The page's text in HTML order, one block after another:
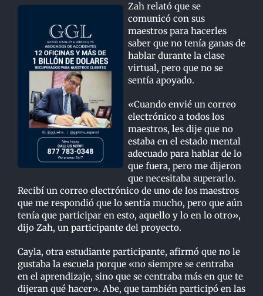
Zah relató que se
comunicó con sus
maestros para hacerles
saber que no tenía ganas de
hablar durante la clase
virtual, pero que no se
sentía apoyado.
«Cuando envié un correo
electrónico a todos los
maestros, les dije que no
estaba en el estado mental
adecuado para hablar de lo
que fuera, pero me dijeron
que necesitaba superarlo.
Recibí un correo electrónico de uno de los maestros
que me respondió que lo sentía mucho, pero que aún
tenía que participar en esto, aquello y lo en lo otro»,
dijo Zah, un participante del proyecto.
Cayla, otra estudiante participante, afirmó que no le
gustaba la escuela porque «no siempre se centraba
en el aprendizaje, sino que se centraba más en que te
dijeran qué hacer». Abe, que también participó en las